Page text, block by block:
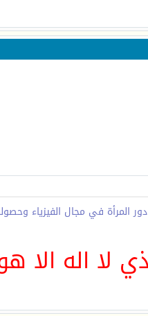
المرأة في مجال الفيزياء
لا اله الا